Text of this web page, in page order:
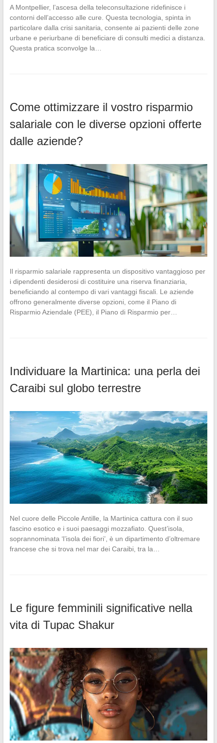
A Montpellier, l’ascesa della teleconsultazione ridefinisce i
contorni dell’accesso alle cure. Questa tecnologia, spinta in
particolare dalla crisi sanitaria, consente ai pazienti delle zone
urbane e periurbane di beneficiare di consulti medici a distanza.
Questa pratica sconvolge la…
Come ottimizzare il vostro risparmio
salariale con le diverse opzioni offerte
dalle aziende?
Il risparmio salariale rappresenta un dispositivo vantaggioso per
i dipendenti desiderosi di costituire una riserva finanziaria,
beneficiando al contempo di vari vantaggi fiscali. Le aziende
offrono generalmente diverse opzioni, come il Piano di
Risparmio Aziendale (PEE), il Piano di Risparmio per…
Individuare la Martinica: una perla dei
Caraibi sul globo terrestre
Nel cuore delle Piccole Antille, la Martinica cattura con il suo
fascino esotico e i suoi paesaggi mozzafiato. Quest’isola,
soprannominata ‘l’isola dei fiori’, è un dipartimento d’oltremare
francese che si trova nel mar dei Caraibi, tra la…
Le figure femminili significative nella
vita di Tupac Shakur